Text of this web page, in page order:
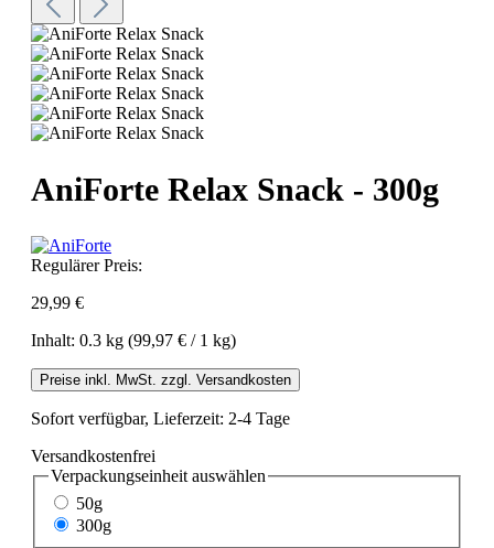
AniForte Relax Snack - 300g
Regulärer Preis:
29,99 €
Inhalt: 0.3 kg (99,97 € / 1 kg)
Preise inkl. MwSt. zzgl. Versandkosten
Sofort verfügbar, Lieferzeit: 2-4 Tage
Versandkostenfrei
Verpackungseinheit auswählen
50g
300g